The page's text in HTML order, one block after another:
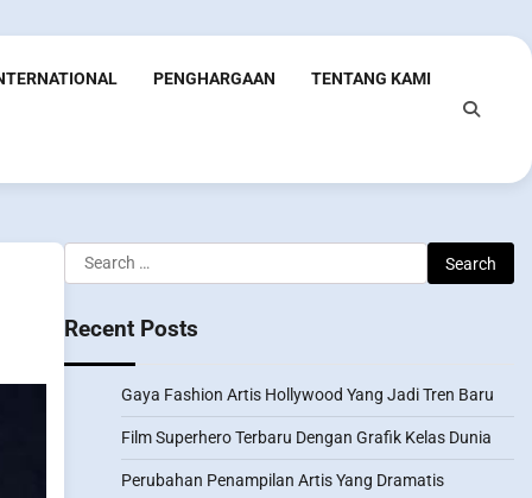
PENGHARGAAN TENTANG KAMI
Search
for:
Recent Posts
Gaya Fashion Artis Hollywood Yang Jadi Tren Baru
Film Superhero Terbaru Dengan Grafik Kelas Dunia
Perubahan Penampilan Artis Yang Dramatis